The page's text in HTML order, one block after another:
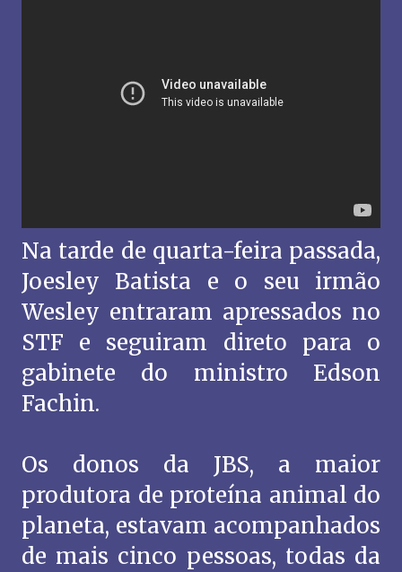
Na tarde de quarta-feira passada,
Joesley Batista e o seu irmão
Wesley entraram apressados no
STF e seguiram direto para o
gabinete do ministro Edson
Fachin.
Os donos da JBS, a maior
produtora de proteína animal do
planeta, estavam acompanhados
de mais cinco pessoas, todas da